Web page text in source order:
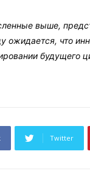
выше,
ожидается, что
будущего
Twitter